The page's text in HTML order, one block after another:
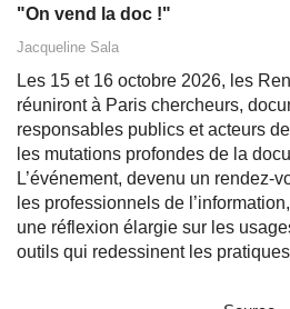
"On vend la doc !"
Jacqueline Sala
Les 15 et 16 octobre 2026, les
réuniront à Paris chercheurs,
responsables publics et acteurs
les mutations profondes de la
L’événement, devenu un
les professionnels de
une réflexion élargie sur les
outils qui redessinent les